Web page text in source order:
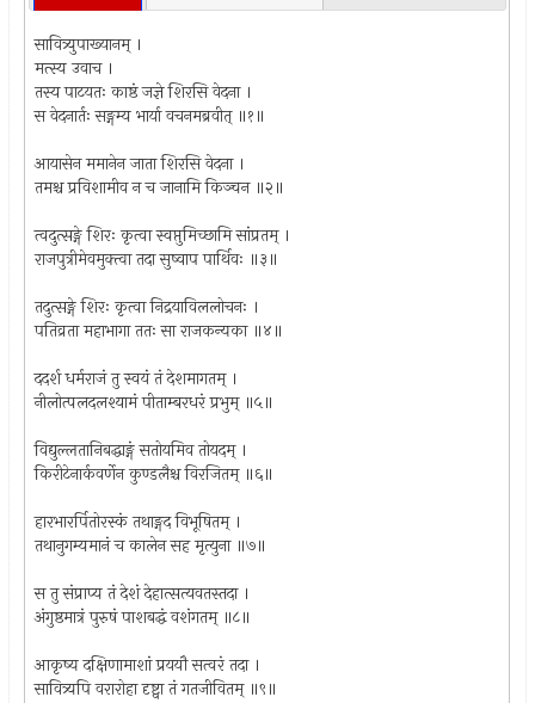
सावित्र्युपाख्यानम् ।
मत्स्य उवाच ।
तस्य पाटयतः काष्ठं जज्ञे शिरसि वेदना ।
स वेदनार्तः सङ्गम्य भार्या वचनमब्रवीत् ॥१॥
आयासेन ममानेन जाता शिरसि वेदना ।
तमश्च प्रविशामीव न च जानामि किञ्चन ॥२॥
त्वदुत्सङ्गे शिरः कृत्वा स्वप्तुमिच्छामि सांप्रतम् ।
राजपुत्रीमेवमुक्त्वा तदा सुष्वाप पार्थिवः ॥३॥
तदुत्सङ्गे शिरः कृत्वा निद्रयाविललोचनः ।
पतिव्रता महाभागा ततः सा राजकन्यका ॥४॥
ददर्श धर्मराजं तु स्वयं तं देशमागतम् ।
नीलोत्पलदलश्यामं पीताम्बरधरं प्रभुम् ॥५॥
विद्युल्लतानिबद्धाङ्गं सतोयमिव तोयदम् ।
किरीटेनार्कवर्णेन कुण्डलैश्च विरजितम् ॥६॥
हारभारर्पितोरस्कं तथाङ्गद विभूषितम् ।
तथानुगम्यमानं च कालेन सह मृत्युना ॥७॥
स तु संप्राप्य तं देशं देहात्सत्यवतस्तदा ।
अंगुष्ठमात्रं पुरुषं पाशबद्धं वशंगतम् ॥८॥
आकृष्य दक्षिणामाशां प्रययौ सत्वरं तदा ।
सावित्र्यपि वरारोहा दृष्ट्वा तं गतजीवितम् ॥९॥